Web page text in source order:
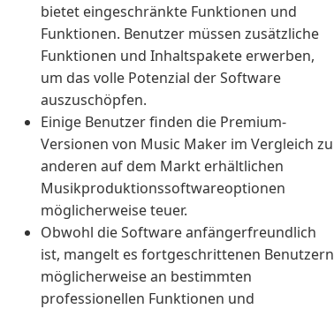
bietet eingeschränkte Funktionen und
Funktionen. Benutzer müssen zusätzliche
Funktionen und Inhaltspakete erwerben,
um das volle Potenzial der Software
auszuschöpfen.
Einige Benutzer finden die Premium-
Versionen von Music Maker im Vergleich zu
anderen auf dem Markt erhältlichen
Musikproduktionssoftwareoptionen
möglicherweise teuer.
Obwohl die Software anfängerfreundlich
ist, mangelt es fortgeschrittenen Benutzern
möglicherweise an bestimmten
professionellen Funktionen und